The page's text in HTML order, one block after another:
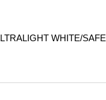
WHITE/SAFE